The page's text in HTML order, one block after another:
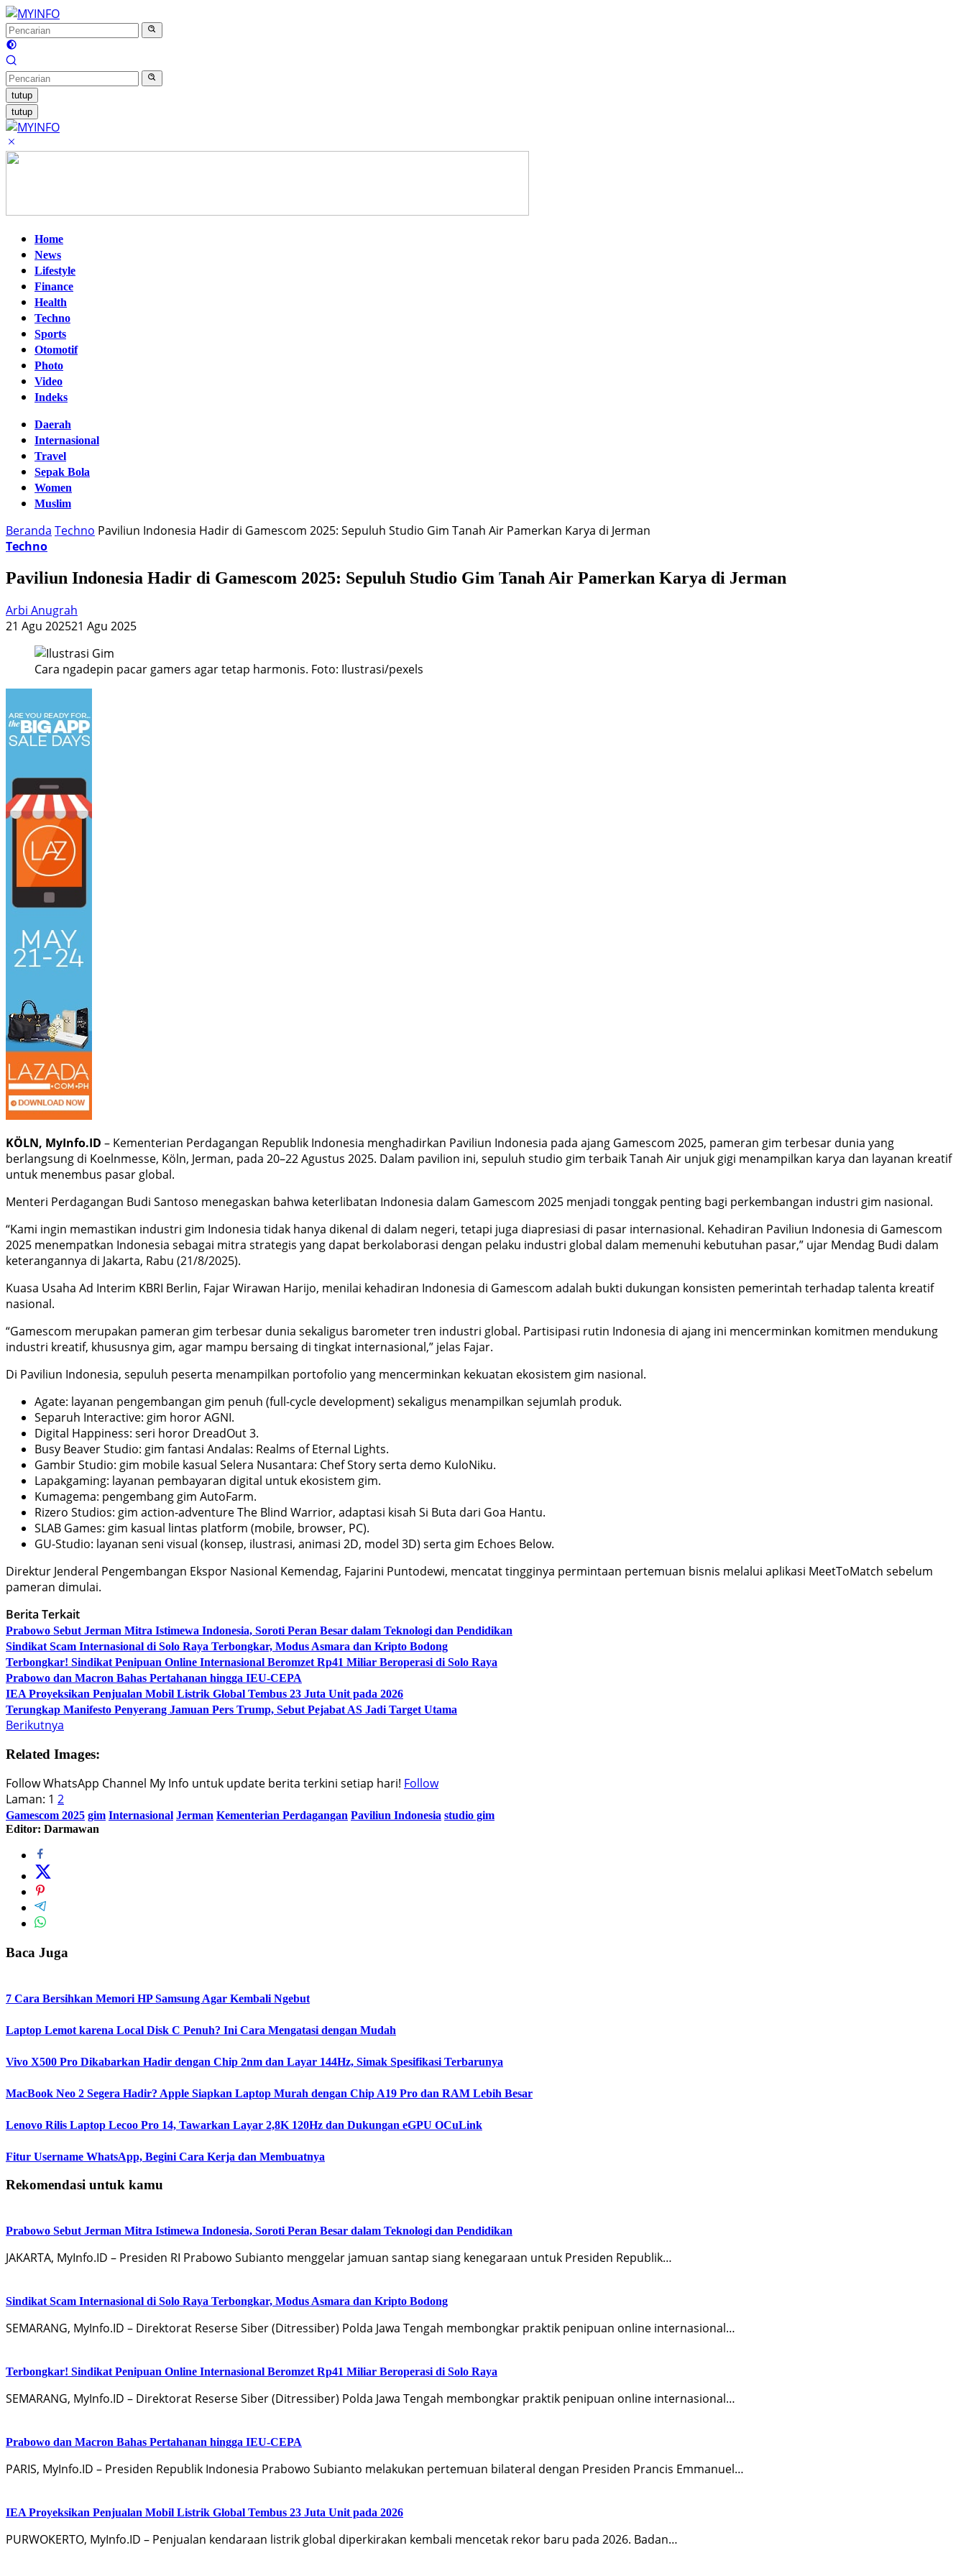
Langsung
ke
konten
tutup
tutup
Home
News
Lifestyle
Finance
Health
Techno
Sports
Otomotif
Photo
Video
Indeks
Daerah
Internasional
Travel
Sepak Bola
Women
Muslim
Beranda Techno Paviliun Indonesia Hadir di Gamescom 2025: Sepuluh Studio Gim Tanah Air Pamerkan Karya di Jerman
Techno
Paviliun Indonesia Hadir di Gamescom 2025: Sepuluh Studio Gim Tanah Air Pamerkan Karya di Jerman
Arbi Anugrah
21 Agu 202521 Agu 2025
Cara ngadepin pacar gamers agar tetap harmonis. Foto: Ilustrasi/pexels
KÖLN, MyInfo.ID – Kementerian Perdagangan Republik Indonesia menghadirkan Paviliun Indonesia pada ajang Gamescom 2025, pameran gim terbesar dunia yang
berlangsung di Koelnmesse, Köln, Jerman, pada 20–22 Agustus 2025. Dalam pavilion ini, sepuluh studio gim terbaik Tanah Air unjuk gigi menampilkan karya dan layanan kreatif
untuk menembus pasar global.
Menteri Perdagangan Budi Santoso menegaskan bahwa keterlibatan Indonesia dalam Gamescom 2025 menjadi tonggak penting bagi perkembangan industri gim nasional.
“Kami ingin memastikan industri gim Indonesia tidak hanya dikenal di dalam negeri, tetapi juga diapresiasi di pasar internasional. Kehadiran Paviliun Indonesia di Gamescom
2025 menempatkan Indonesia sebagai mitra strategis yang dapat berkolaborasi dengan pelaku industri global dalam memenuhi kebutuhan pasar,” ujar Mendag Budi dalam
keterangannya di Jakarta, Rabu (21/8/2025).
Kuasa Usaha Ad Interim KBRI Berlin, Fajar Wirawan Harijo, menilai kehadiran Indonesia di Gamescom adalah bukti dukungan konsisten pemerintah terhadap talenta kreatif
nasional.
“Gamescom merupakan pameran gim terbesar dunia sekaligus barometer tren industri global. Partisipasi rutin Indonesia di ajang ini mencerminkan komitmen mendukung
industri kreatif, khususnya gim, agar mampu bersaing di tingkat internasional,” jelas Fajar.
Di Paviliun Indonesia, sepuluh peserta menampilkan portofolio yang mencerminkan kekuatan ekosistem gim nasional.
Agate: layanan pengembangan gim penuh (full-cycle development) sekaligus menampilkan sejumlah produk.
Separuh Interactive: gim horor AGNI.
Digital Happiness: seri horor DreadOut 3.
Busy Beaver Studio: gim fantasi Andalas: Realms of Eternal Lights.
Gambir Studio: gim mobile kasual Selera Nusantara: Chef Story serta demo KuloNiku.
Lapakgaming: layanan pembayaran digital untuk ekosistem gim.
Kumagema: pengembang gim AutoFarm.
Rizero Studios: gim action-adventure The Blind Warrior, adaptasi kisah Si Buta dari Goa Hantu.
SLAB Games: gim kasual lintas platform (mobile, browser, PC).
GU-Studio: layanan seni visual (konsep, ilustrasi, animasi 2D, model 3D) serta gim Echoes Below.
Direktur Jenderal Pengembangan Ekspor Nasional Kemendag, Fajarini Puntodewi, mencatat tingginya permintaan pertemuan bisnis melalui aplikasi MeetToMatch sebelum
pameran dimulai.
Berita Terkait
Prabowo Sebut Jerman Mitra Istimewa Indonesia, Soroti Peran Besar dalam Teknologi dan Pendidikan
Sindikat Scam Internasional di Solo Raya Terbongkar, Modus Asmara dan Kripto Bodong
Terbongkar! Sindikat Penipuan Online Internasional Beromzet Rp41 Miliar Beroperasi di Solo Raya
Prabowo dan Macron Bahas Pertahanan hingga IEU-CEPA
IEA Proyeksikan Penjualan Mobil Listrik Global Tembus 23 Juta Unit pada 2026
Terungkap Manifesto Penyerang Jamuan Pers Trump, Sebut Pejabat AS Jadi Target Utama
Berikutnya
Related Images:
Follow WhatsApp Channel My Info untuk update berita terkini setiap hari! Follow
Laman: 1 2
Gamescom 2025 gim Internasional Jerman Kementerian Perdagangan Paviliun Indonesia studio gim
Editor: Darmawan
Baca Juga
7 Cara Bersihkan Memori HP Samsung Agar Kembali Ngebut
Laptop Lemot karena Local Disk C Penuh? Ini Cara Mengatasi dengan Mudah
Vivo X500 Pro Dikabarkan Hadir dengan Chip 2nm dan Layar 144Hz, Simak Spesifikasi Terbarunya
MacBook Neo 2 Segera Hadir? Apple Siapkan Laptop Murah dengan Chip A19 Pro dan RAM Lebih Besar
Lenovo Rilis Laptop Lecoo Pro 14, Tawarkan Layar 2,8K 120Hz dan Dukungan eGPU OCuLink
Fitur Username WhatsApp, Begini Cara Kerja dan Membuatnya
Rekomendasi untuk kamu
Prabowo Sebut Jerman Mitra Istimewa Indonesia, Soroti Peran Besar dalam Teknologi dan Pendidikan
JAKARTA, MyInfo.ID – Presiden RI Prabowo Subianto menggelar jamuan santap siang kenegaraan untuk Presiden Republik…
Sindikat Scam Internasional di Solo Raya Terbongkar, Modus Asmara dan Kripto Bodong
SEMARANG, MyInfo.ID – Direktorat Reserse Siber (Ditressiber) Polda Jawa Tengah membongkar praktik penipuan online internasional…
Terbongkar! Sindikat Penipuan Online Internasional Beromzet Rp41 Miliar Beroperasi di Solo Raya
SEMARANG, MyInfo.ID – Direktorat Reserse Siber (Ditressiber) Polda Jawa Tengah membongkar praktik penipuan online internasional…
Prabowo dan Macron Bahas Pertahanan hingga IEU-CEPA
PARIS, MyInfo.ID – Presiden Republik Indonesia Prabowo Subianto melakukan pertemuan bilateral dengan Presiden Prancis Emmanuel…
IEA Proyeksikan Penjualan Mobil Listrik Global Tembus 23 Juta Unit pada 2026
PURWOKERTO, MyInfo.ID – Penjualan kendaraan listrik global diperkirakan kembali mencetak rekor baru pada 2026. Badan…